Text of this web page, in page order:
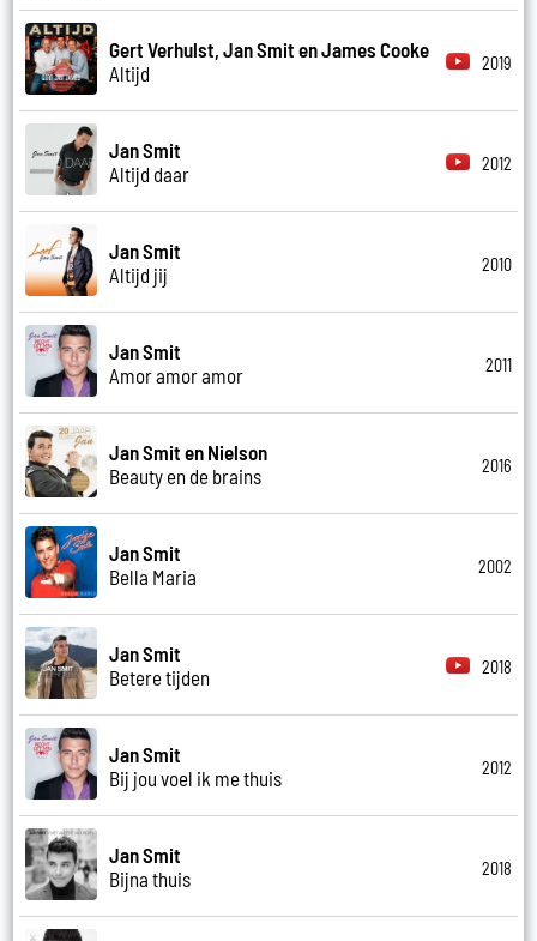
Gert Verhulst, Jan Smit en James Cooke
Altijd
2019
Jan Smit
Altijd daar
2012
Jan Smit
Altijd jij
2010
Jan Smit
Amor amor amor
2011
Jan Smit en Nielson
Beauty en de brains
2016
Jan Smit
Bella Maria
2002
Jan Smit
Betere tijden
2018
Jan Smit
Bij jou voel ik me thuis
2012
Jan Smit
Bijna thuis
2018